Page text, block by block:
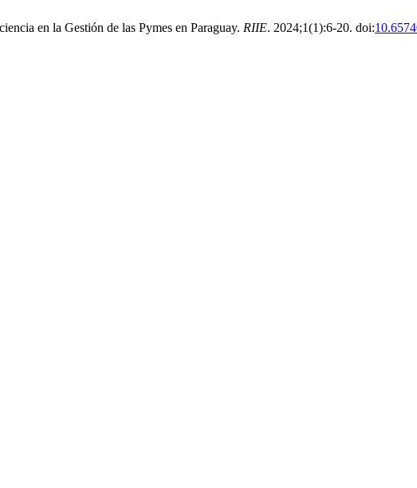
en la Gestión de las Pymes en Paraguay. RIIE. 2024;1(1):6-20. doi: